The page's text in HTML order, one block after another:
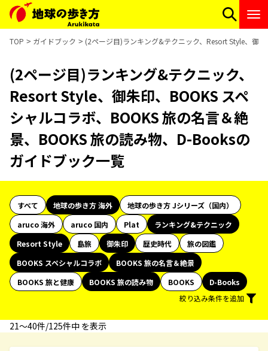
TOP ガイドブック (2ページ目)ランキング&テクニック、Resort Style、御
(2ページ目)ランキング&テクニック、
Resort Style、御朱印、BOOKS スペ
シャルコラボ、BOOKS 旅の名言＆絶
景、BOOKS 旅の読み物、D-Booksの
ガイドブック一覧
すべて 地球の歩き方 海外
地球の歩き方 Jシリーズ（国内）
aruco 海外
aruco 国内 Plat
ランキング&テクニック
Resort Style
島旅 御朱印 歴史時代
旅の図鑑
BOOKS スペシャルコラボ
BOOKS 旅の名言＆絶景
BOOKS 旅と健康
BOOKS 旅の読み物 BOOKS
D-Books
絞り込み条件を追加
21〜40件/125件中 を表示